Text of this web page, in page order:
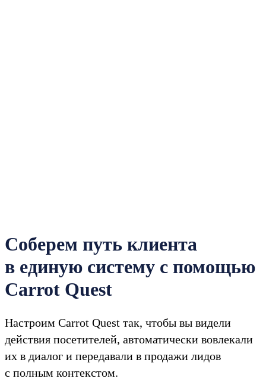
Соберем путь клиента
в единую систему с помощью
Carrot Quest
Настроим Carrot Quest так, чтобы вы видели
действия посетителей, автоматически вовлекали
их в диалог и передавали в продажи лидов
с полным контекстом.